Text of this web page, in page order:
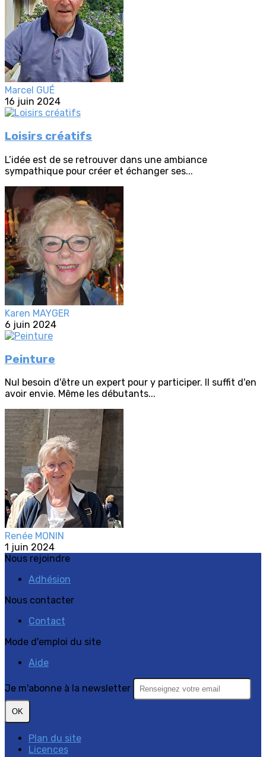
Marcel GUÉ
16 juin 2024
Loisirs créatifs
L’idée est de se retrouver dans une ambiance
sympathique pour créer et échanger ses...
Karen MAYGER
6 juin 2024
Peinture
Nul besoin d'être un expert pour y participer. Il suffit d'en
avoir envie. Même les débutants...
Renée MONIN
1 juin 2024
Nous rejoindre
Adhésion
Nous contacter
Contact
Mode d'emploi du site
Aide
Je m'abonne à la newsletter
OK
Plan du site
Licences